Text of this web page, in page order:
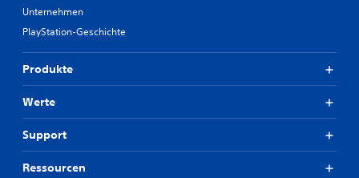
Unternehmen
PlayStation-Geschichte
Produkte
Werte
Support
Ressourcen